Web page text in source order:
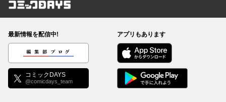
コミックDAYS
最新情報を配信中!
編集部ブログ
コミックDAYS
@comicdays_team
アプリもあります